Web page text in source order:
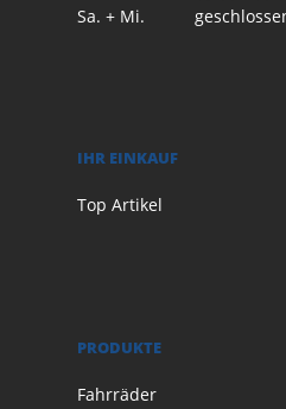
Sa. + Mi.
IHR EINKAUF
Top Artikel
PRODUKTE
Fahrräder